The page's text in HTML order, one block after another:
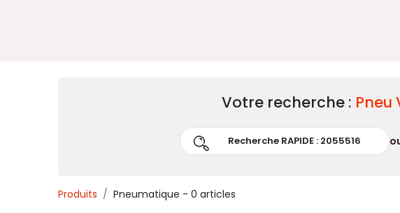
Votre recherche : Pneu
Produits Pneumatique - 0 articles